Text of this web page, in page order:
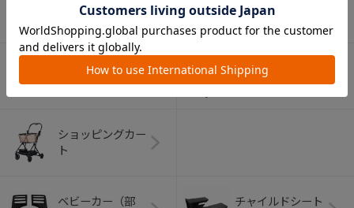
（お口のケア）
ベビートイ
アウトドアグッズ
（ヘルメット）
ペット用品
ショッピングカー
ト
ベビーカー（部
チャイルドシート